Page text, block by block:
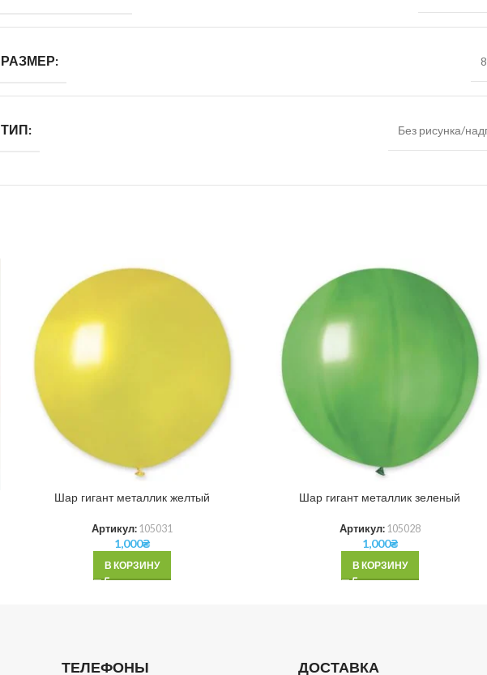
РАЗМЕР:
ТИП: Без рисунка/
Шар гигант металлик желтый
Артикул: 105031
1,000₴
В КОРЗИНУ
Шар гигант металлик зеленый
Артикул: 105028
1,000₴
В КОРЗИНУ
ТЕЛЕФОНЫ ДОСТАВКА